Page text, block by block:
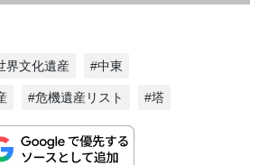
界文化遺産 #中東
#危機遺産リスト #塔